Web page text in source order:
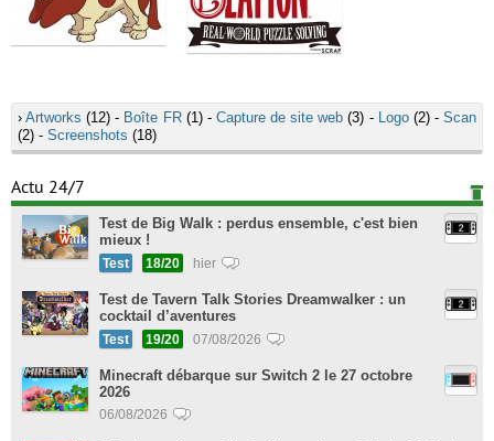
›Artworks (12) - Boîte FR(1) - Capture de site web (3) - Logo(2) -Scan
(2) - Screenshots (18)
Actu 24/7
Test de Big Walk : perdus ensemble, c'est bien
mieux !
Test 18/20 hier
Test de Tavern Talk Stories Dreamwalker : un
cocktail d’aventures
Test 19/20 07/08/2026
Minecraft débarque sur Switch 2 le 27 octobre
2026
06/08/2026